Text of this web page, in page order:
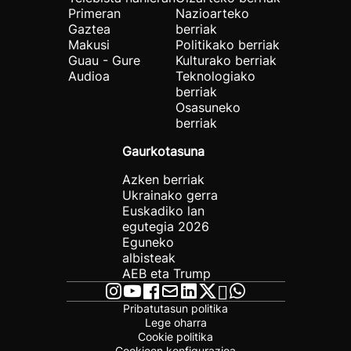
Primeran
Gaztea
Makusi
Guau - Gure
Audioa
Nazioarteko
berriak
Politikako berriak
Kulturako berriak
Teknologiako
berriak
Osasuneko
berriak
Gaurkotasuna
Azken berriak
Ukrainako gerra
Euskadiko lan
egutegia 2026
Eguneko
albisteak
AEB eta Trump
Pribatutasun politika
Lege oharra
Cookie politika